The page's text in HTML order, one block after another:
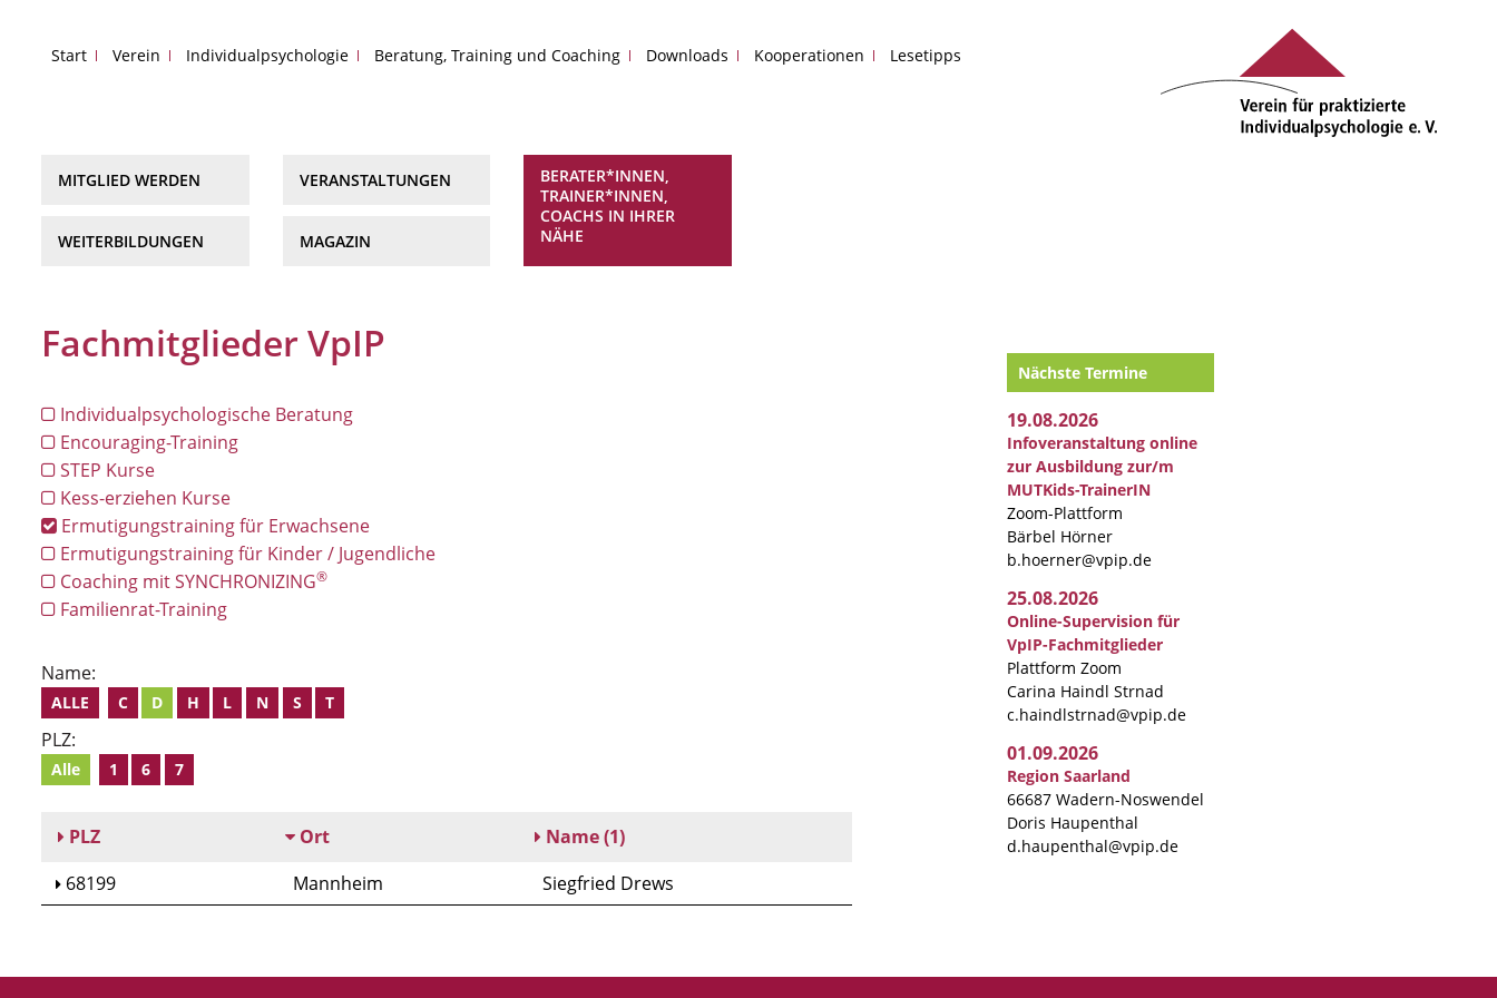
Start Verein Individualpsychologie Beratung, Training und Coaching Downloads Kooperationen Lesetipps
MITGLIED WERDEN
WEITERBILDUNGEN
VERANSTALTUNGEN
MAGAZIN
BERATER*INNEN,
TRAINER*INNEN,
COACHS IN IHRER
NÄHE
Fachmitglieder VpIP
Individualpsychologische Beratung
Encouraging-Training
STEP Kurse
Kess-erziehen Kurse
Ermutigungstraining für Erwachsene
Ermutigungstraining für Kinder / Jugendliche
Coaching mit SYNCHRONIZING®
Familienrat-Training
Name:
ALLE C D H L N S T
PLZ:
Alle 1 6 7
PLZ Ort Name(1)
68199
Mannheim Siegfried Drews
Nächste Termine
19.08.2026
Infoveranstaltung online
zur Ausbildung zur/m
MUTKids-TrainerIN
Zoom-Plattform
Bärbel Hörner
b.hoerner@vpip.de
25.08.2026
Online-Supervision für
VpIP-Fachmitglieder
Plattform Zoom
Carina Haindl Strnad
c.haindlstrnad@vpip.de
01.09.2026
Region Saarland
66687 Wadern-Noswendel
Doris Haupenthal
d.haupenthal@vpip.de